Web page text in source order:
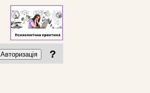
Авторизація ?